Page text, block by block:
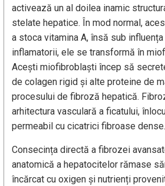
activează un al doilea inamic
stelate hepatice. În mod normal,
a stoca vitamina A, însă sub
inflamatorii, ele se transformă în
Acești miofibroblaști încep să
de colagen rigid și alte proteine de
procesului de fibroză hepatică.
arhitectura vasculară a ficatului,
permeabil cu cicatrici fibroase dense.
Consecința directă a fibrozei
anatomică a hepatocitelor rămase
încărcat cu oxigen și nutrienți